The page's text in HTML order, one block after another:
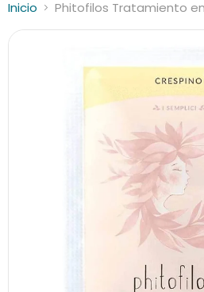
Inicio Phitofilos Tratamiento